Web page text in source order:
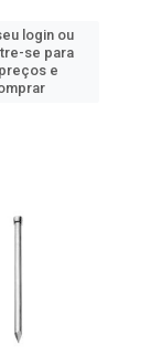
login ou
se para
e